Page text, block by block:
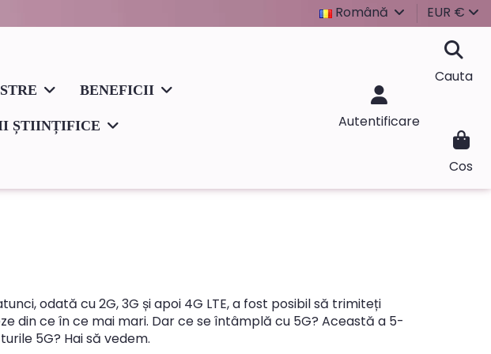
Română EUR €
BENEFICII
ȘTIINȚIFICE
Cauta
Autentificare
Cos
odată cu 2G, 3G și apoi 4G LTE, a fost posibil să trimiteți
din ce în ce mai mari. Dar ce se întâmplă cu 5G? Această a 5-
5G? Hai să vedem.